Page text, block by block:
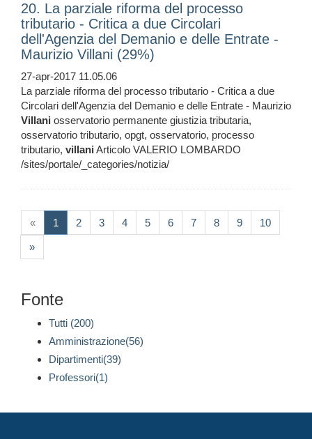
20. La parziale riforma del processo
tributario - Critica a due Circolari
dell'Agenzia del Demanio e delle Entrate -
Maurizio Villani (29%)
27-apr-2017 11.05.06
La parziale riforma del processo tributario - Critica a due
Circolari dell'Agenzia del Demanio e delle Entrate - Maurizio
Villani osservatorio permanente giustizia tributaria,
osservatorio tributario, opgt, osservatorio, processo
tributario, villani Articolo VALERIO LOMBARDO
/sites/portale/_categories/notizia/
« 1 (current)
2 3 4 5 6 7 8 9 10
»
Fonte
Tutti (200)
Amministrazione(56)
Dipartimenti(39)
Professori(1)